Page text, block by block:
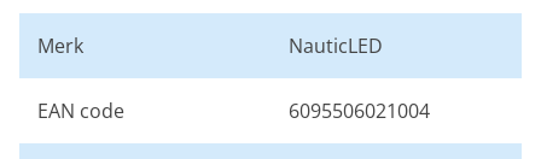
Merk NauticLED
EAN code 6095506021004